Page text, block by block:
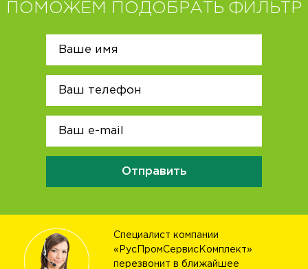
ПОМОЖЕМ ПОДОБРАТЬ ФИЛЬТР
Отправить
Специалист компании
«РусПромСервисКомплект»
перезвонит в ближайшее